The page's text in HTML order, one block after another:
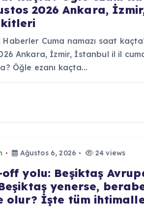
2026 Ankara,
Cuma namazı saat
Ankara, İzmir, İstanbul il il
Öğle ezanı kaçta…
Ağustos 6, 2026 24 views
off yolu: Beşiktaş
yenerse,
olur? İşte tüm